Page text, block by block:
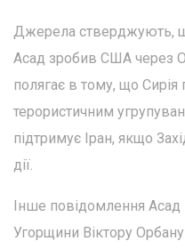
Джерела стверджують,
Асад зробив США через
полягає в тому, що
терористичним
підтримує Іран, якщо
дії.
Інше повідомлення Асад
Угорщини Віктору